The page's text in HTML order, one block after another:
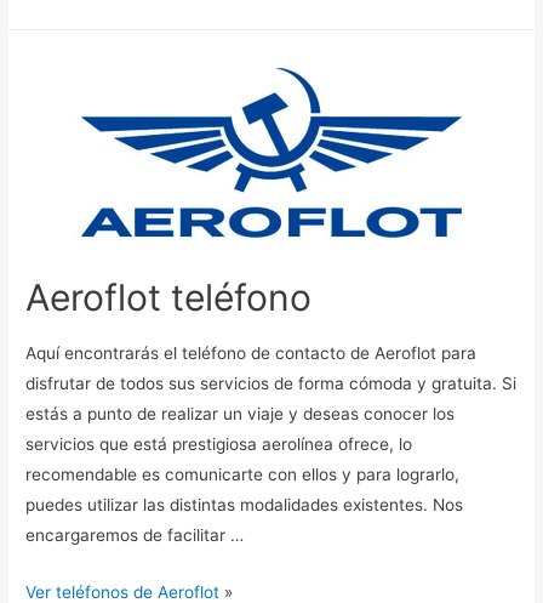
Aeroflot teléfono
Aquí encontrarás el teléfono de contacto de Aeroflot para
disfrutar de todos sus servicios de forma cómoda y gratuita. Si
estás a punto de realizar un viaje y deseas conocer los
servicios que está prestigiosa aerolínea ofrece, lo
recomendable es comunicarte con ellos y para lograrlo,
puedes utilizar las distintas modalidades existentes. Nos
encargaremos de facilitar …
Ver teléfonos de Aeroflot »